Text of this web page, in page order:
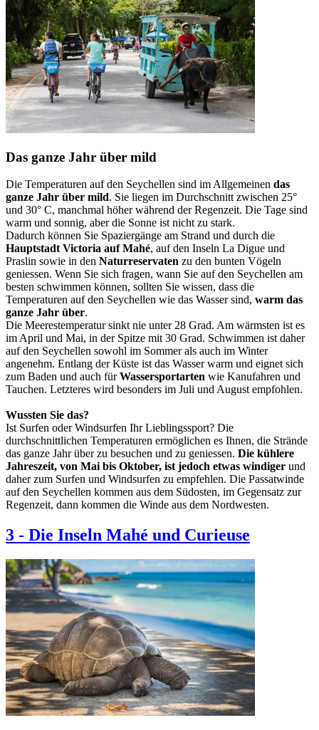
Das ganze Jahr über mild
Die Temperaturen auf den Seychellen sind im Allgemeinen das
ganze Jahr über mild. Sie liegen im Durchschnitt zwischen 25°
und 30° C, manchmal höher während der Regenzeit. Die Tage sind
warm und sonnig, aber die Sonne ist nicht zu stark.
Dadurch können Sie Spaziergänge am Strand und durch die
Hauptstadt Victoria auf Mahé, auf den Inseln La Digue und
Praslin sowie in den Naturreservaten zu den bunten Vögeln
geniessen. Wenn Sie sich fragen, wann Sie auf den Seychellen am
besten schwimmen können, sollten Sie wissen, dass die
Temperaturen auf den Seychellen wie das Wasser sind, warm das
ganze Jahr über.
Die Meerestemperatur sinkt nie unter 28 Grad. Am wärmsten ist es
im April und Mai, in der Spitze mit 30 Grad. Schwimmen ist daher
auf den Seychellen sowohl im Sommer als auch im Winter
angenehm. Entlang der Küste ist das Wasser warm und eignet sich
zum Baden und auch fürWassersportarten wie Kanufahren und
Tauchen. Letzteres wird besonders im Juli und August empfohlen.
Wussten Sie das?
Ist Surfen oder Windsurfen Ihr Lieblingssport? Die
durchschnittlichen Temperaturen ermöglichen es Ihnen, die Strände
das ganze Jahr über zu besuchen und zu geniessen. Die kühlere
Jahreszeit, von Mai bis Oktober, ist jedoch etwas windiger und
daher zum Surfen und Windsurfen zu empfehlen. Die Passatwinde
auf den Seychellen kommen aus dem Südosten, im Gegensatz zur
Regenzeit, dann kommen die Winde aus dem Nordwesten.
3 - Die Inseln Mahé und Curieuse